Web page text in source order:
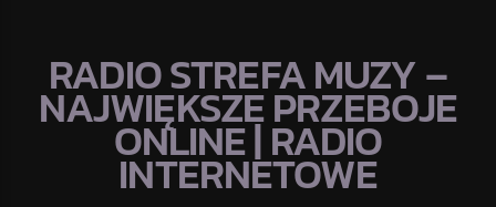
RADIO STREFA MUZY –
NAJWIĘKSZE PRZEBOJE
ONLINE | RADIO
INTERNETOWE